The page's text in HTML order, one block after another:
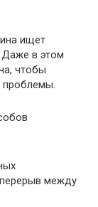
ищет
в этом
чтобы
проблемы.
между